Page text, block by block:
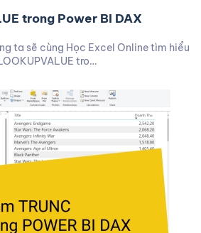
trong Power BI DAX
ta sẽ cùng Học Excel Online tìm hiểu
tro…